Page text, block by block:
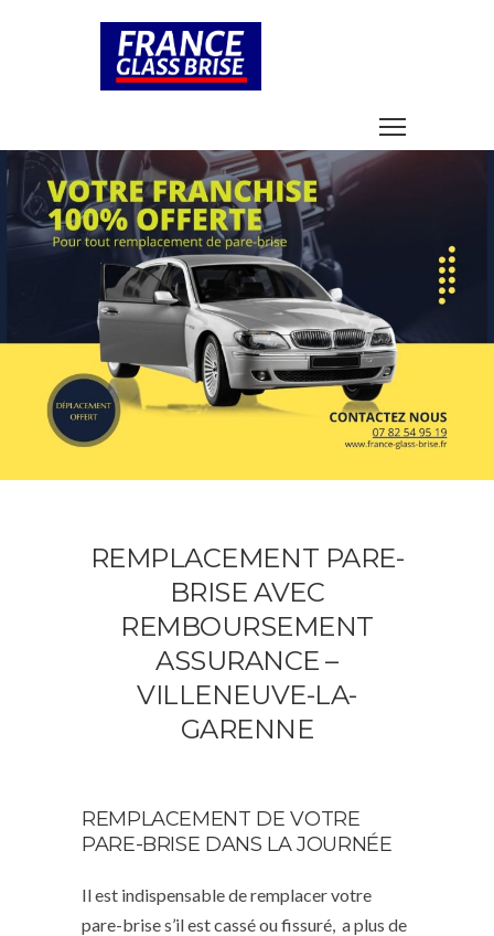
REMPLACEMENT PARE-
BRISE AVEC
REMBOURSEMENT
ASSURANCE –
VILLENEUVE-LA-
GARENNE
REMPLACEMENT DE VOTRE
PARE-BRISE DANS LA JOURNÉE
Il est indispensable de remplacer votre
pare-brise s’il est cassé ou fissuré, a plus de